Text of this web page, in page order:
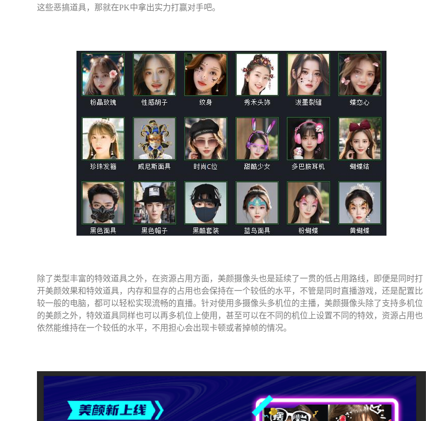
这些恶搞道具，那就在PK中拿出实力打赢对手吧。
除了类型丰富的特效道具之外，在资源占用方面，美颜摄像头也是延续了一贯的低占用路线，即便是同时打
开美颜效果和特效道具，内存和显存的占用也会保持在一个较低的水平，不管是同时直播游戏，还是配置比
较一般的电脑，都可以轻松实现流畅的直播。针对使用多摄像头多机位的主播，美颜摄像头除了支持多机位
的美颜之外，特效道具同样也可以再多机位上使用，甚至可以在不同的机位上设置不同的特效，资源占用也
依然能维持在一个较低的水平，不用担心会出现卡顿或者掉帧的情况。